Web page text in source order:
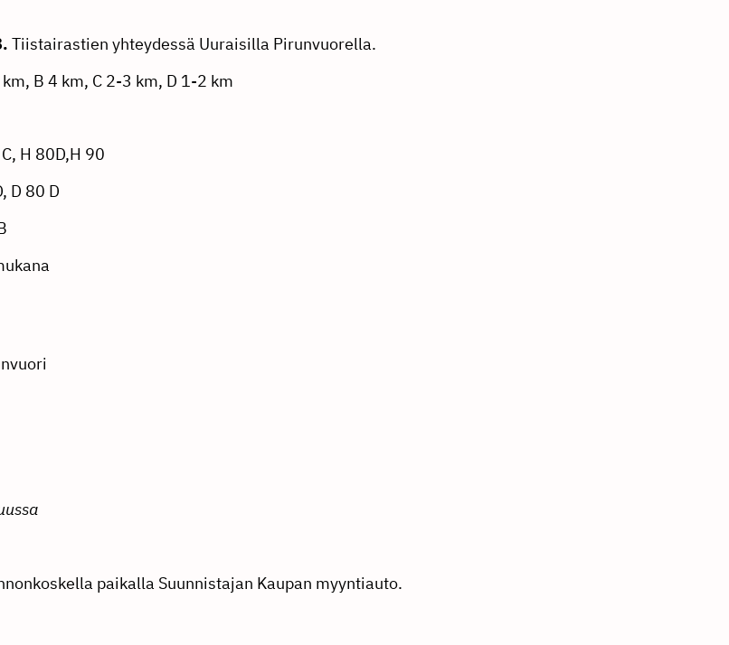
Tiistairastien yhteydessä Uuraisilla Pirunvuorella.
B 4 km, C 2-3 km, D 1-2 km
H 80D,H 90
D 80 D
paikalla Suunnistajan Kaupan myyntiauto.